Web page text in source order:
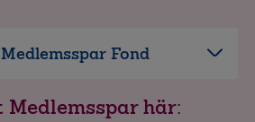
Fond
här: